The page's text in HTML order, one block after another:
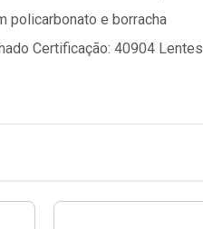
policarbonato e borracha
Certificação: 40904 Lentes